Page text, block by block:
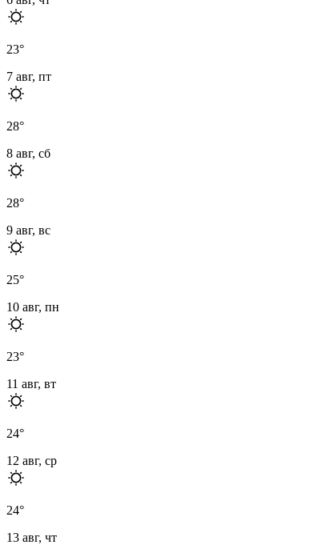
23°
7 авг, пт
28°
8 авг, сб
28°
9 авг, вс
25°
10 авг, пн
23°
11 авг, вт
24°
12 авг, ср
24°
13 авг, чт